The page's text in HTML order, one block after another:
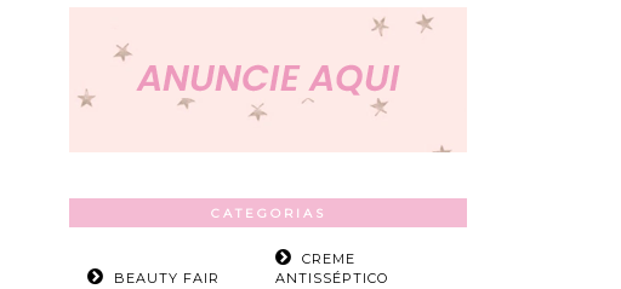
CATEGORIAS
BEAUTY FAIR
CREME
ANTISSÉPTICO